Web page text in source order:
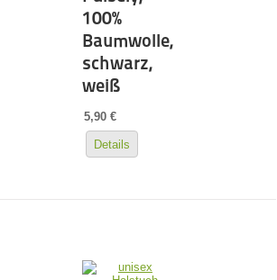
100%
Baumwolle,
schwarz,
weiß
5,90 €
Details